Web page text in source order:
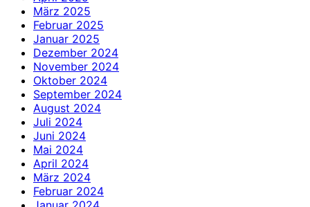
März 2025
Februar 2025
Januar 2025
Dezember 2024
November 2024
Oktober 2024
September 2024
August 2024
Juli 2024
Juni 2024
Mai 2024
April 2024
März 2024
Februar 2024